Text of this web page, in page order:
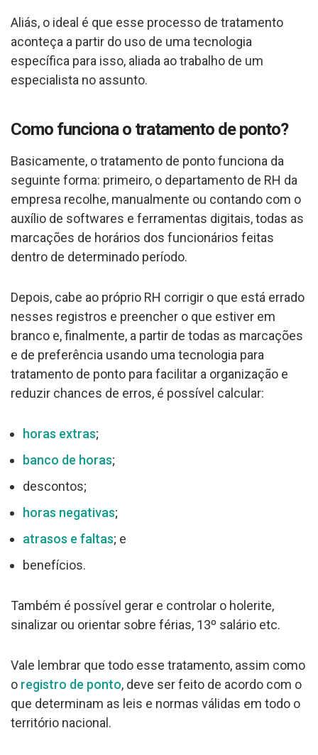
Aliás, o ideal é que esse processo de tratamento
aconteça a partir do uso de uma tecnologia
específica para isso, aliada ao trabalho de um
especialista no assunto.
Como funciona o tratamento de ponto?
Basicamente, o tratamento de ponto funciona da
seguinte forma: primeiro, o departamento de RH da
empresa recolhe, manualmente ou contando com o
auxílio de softwares e ferramentas digitais, todas as
marcações de horários dos funcionários feitas
dentro de determinado período.
Depois, cabe ao próprio RH corrigir o que está errado
nesses registros e preencher o que estiver em
branco e, finalmente, a partir de todas as marcações
e de preferência usando uma tecnologia para
tratamento de ponto para facilitar a organização e
reduzir chances de erros, é possível calcular:
horas extras;
banco de horas;
descontos;
horas negativas;
atrasos e faltas; e
benefícios.
Também é possível gerar e controlar o holerite,
sinalizar ou orientar sobre férias, 13º salário etc.
Vale lembrar que todo esse tratamento, assim como
o registro de ponto, deve ser feito de acordo com o
que determinam as leis e normas válidas em todo o
território nacional.